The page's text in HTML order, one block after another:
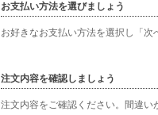
お支払い方法を選びましょう
お好きなお支払い方法を選択し「
注文内容を確認しましょう
注文内容をご確認ください。間違